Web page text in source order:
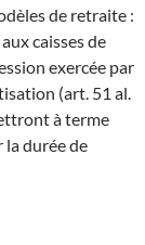
de retraite :
caisses de
exercée par
(art. 51 al.
à terme
la durée de